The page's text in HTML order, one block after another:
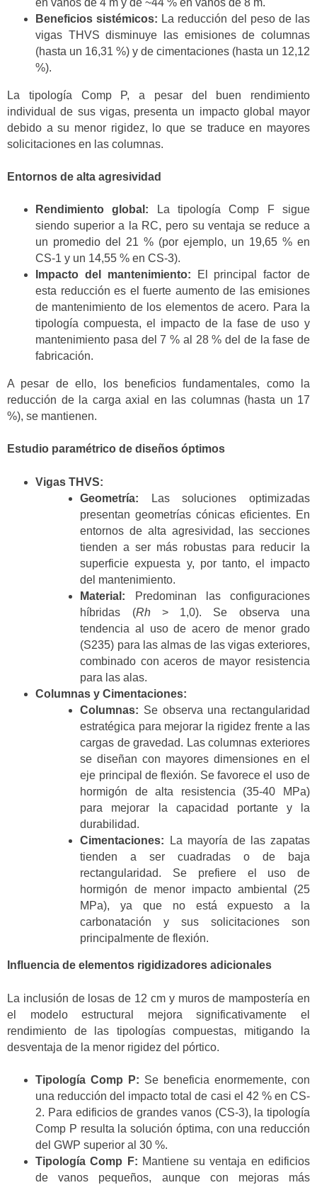
en vanos de 4 m y de ~44 % en vanos de 8 m.
Beneficios sistémicos: La reducción del peso de las
vigas THVS disminuye las emisiones de columnas
(hasta un 16,31 %) y de cimentaciones (hasta un 12,12
%).
La tipología Comp P, a pesar del buen rendimiento
individual de sus vigas, presenta un impacto global mayor
debido a su menor rigidez, lo que se traduce en mayores
solicitaciones en las columnas.
Entornos de alta agresividad
Rendimiento global: La tipología Comp F sigue
siendo superior a la RC, pero su ventaja se reduce a
un promedio del 21 % (por ejemplo, un 19,65 % en
CS-1 y un 14,55 % en CS-3).
Impacto del mantenimiento: El principal factor de
esta reducción es el fuerte aumento de las emisiones
de mantenimiento de los elementos de acero. Para la
tipología compuesta, el impacto de la fase de uso y
mantenimiento pasa del 7 % al 28 % del de la fase de
fabricación.
A pesar de ello, los beneficios fundamentales, como la
reducción de la carga axial en las columnas (hasta un 17
%), se mantienen.
Estudio paramétrico de diseños óptimos
Vigas THVS:
Geometría: Las soluciones optimizadas
presentan geometrías cónicas eficientes. En
entornos de alta agresividad, las secciones
tienden a ser más robustas para reducir la
superficie expuesta y, por tanto, el impacto
del mantenimiento.
Material: Predominan las configuraciones
híbridas (Rh> 1,0). Se observa una
tendencia al uso de acero de menor grado
(S235) para las almas de las vigas exteriores,
combinado con aceros de mayor resistencia
para las alas.
Columnas y Cimentaciones:
Columnas: Se observa una rectangularidad
estratégica para mejorar la rigidez frente a las
cargas de gravedad. Las columnas exteriores
se diseñan con mayores dimensiones en el
eje principal de flexión. Se favorece el uso de
hormigón de alta resistencia (35-40 MPa)
para mejorar la capacidad portante y la
durabilidad.
Cimentaciones: La mayoría de las zapatas
tienden a ser cuadradas o de baja
rectangularidad. Se prefiere el uso de
hormigón de menor impacto ambiental (25
MPa), ya que no está expuesto a la
carbonatación y sus solicitaciones son
principalmente de flexión.
Influencia de elementos rigidizadores adicionales
La inclusión de losas de 12 cm y muros de mampostería en
el modelo estructural mejora significativamente el
rendimiento de las tipologías compuestas, mitigando la
desventaja de la menor rigidez del pórtico.
Tipología Comp P: Se beneficia enormemente, con
una reducción del impacto total de casi el 42 % en CS-
2. Para edificios de grandes vanos (CS-3), la tipología
Comp P resulta la solución óptima, con una reducción
del GWP superior al 30 %.
Tipología Comp F: Mantiene su ventaja en edificios
de vanos pequeños, aunque con mejoras más